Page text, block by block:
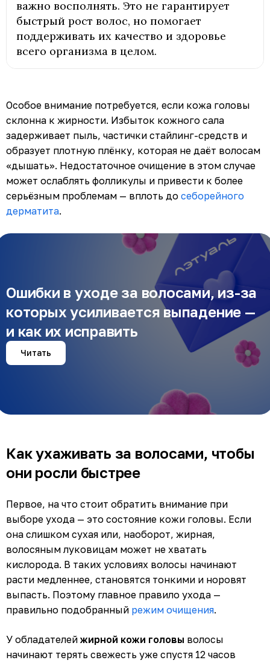
важно восполнять. Это не гарантирует
быстрый рост волос, но помогает
поддерживать их качество и здоровье
всего организма в целом.
Особое внимание потребуется, если кожа головы
склонна к жирности. Избыток кожного сала
задерживает пыль, частички стайлинг-средств и
образует плотную плёнку, которая не даёт волосам
«дышать». Недостаточное очищение в этом случае
может ослаблять фолликулы и привести к более
серьёзным проблемам — вплоть до себорейного
дерматита.
Ошибки в уходе за волосами, из-за
которых усиливается выпадение —
и как их исправить
Читать
Как ухаживать за волосами, чтобы
они росли быстрее
Первое, на что стоит обратить внимание при
выборе ухода — это состояние кожи головы. Если
она слишком сухая или, наоборот, жирная,
волосяным луковицам может не хватать
кислорода. В таких условиях волосы начинают
расти медленнее, становятся тонкими и норовят
выпасть. Поэтому главное правило ухода —
правильно подобранный режим очищения.
У обладателей жирной кожи головы волосы
начинают терять свежесть уже спустя 12 часов